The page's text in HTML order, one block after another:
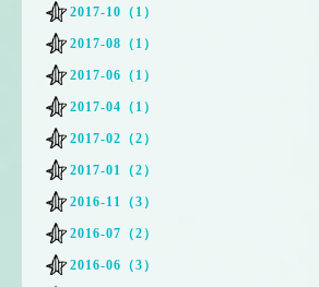
2017-10（1）
2017-08（1）
2017-06（1）
2017-04（1）
2017-02（2）
2017-01（2）
2016-11（3）
2016-07（2）
2016-06（3）